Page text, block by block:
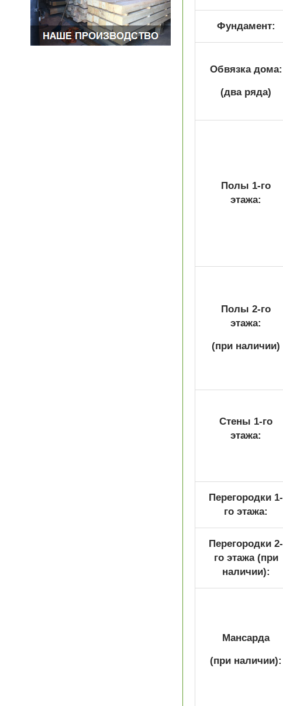
Фундамент:
Обвязка дома:
(два ряда)
Полы 1-го
этажа:
Полы 2-го
этажа:
(при наличии)
Стены 1-го
этажа:
Перегородки 1-
го этажа:
Перегородки 2-
го этажа (при
наличии):
Мансарда
(при наличии):